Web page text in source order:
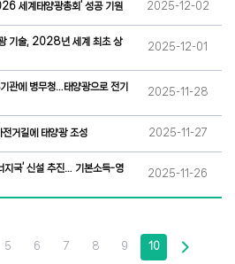
세계태양광총회’ 성공 기원 2025-12-02
기술, 2028년 세계 최초 상
2025-12-01
관에 병무청…태양광으로 전기
2025-11-28
거길에 태양광 조성 2025-11-27
지국’ 신설 추진… 기본소득-영
2025-11-26
5 6 7 8 9 10